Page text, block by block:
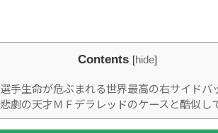
Contents [hide]
選手生命が危ぶまれる世界最高の右サイドバ
悲劇の天才ＭＦデラレッドのケースと酷似し